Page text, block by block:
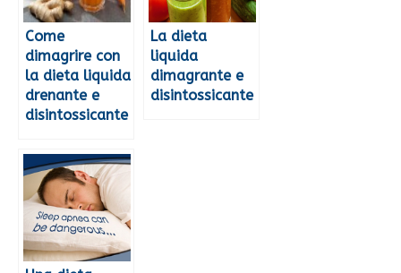
Come
dimagrire con
la dieta liquida
drenante e
disintossicante
La dieta
liquida
dimagrante e
disintossicante